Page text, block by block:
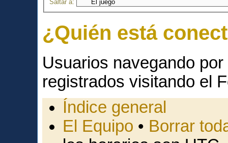
Saltar a:
¿Quién está
Usuarios navegando
registrados visitando el
Índice general
El Equipo • Borrar